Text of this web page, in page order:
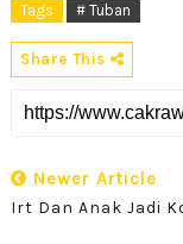
Tags # Tuban
Share This
Newer Article
Irt Dan Anak Jadi